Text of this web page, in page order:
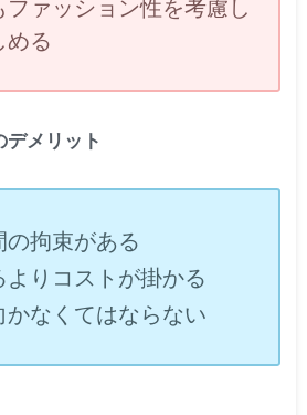
ァッション性を考慮し
める
デメリット
拘束がある
よりコストが掛かる
かなくてはならない